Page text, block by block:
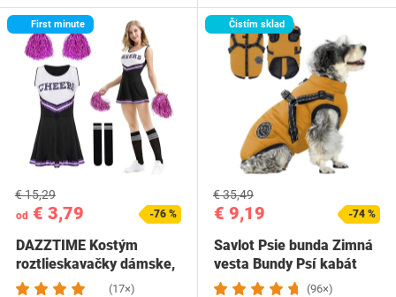
First minute
od € 3,79
€ 15,29
-76 %
DAZZTIME Kostým
roztlieskavačky dámske,
kostým…
(17×)
Čistím sklad
€ 9,19
€ 35,49
-74 %
Savlot Psie bunda Zimná
vesta Bundy Psí kabát
Psí sveter…
(96×)